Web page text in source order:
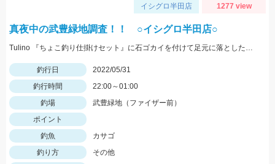
イシグロ半田店 1277 view
真夜中の武豊緑地調査！！ ○イシグロ半田店○
Tulino 『ちょこ釣り仕掛けセット』に石ゴカイを付けて足元に落としたらヒット！
釣行日
2022/05/31
釣行時間
22:00～01:00
釣場
武豊緑地（ファイザー前）
ポイント
釣魚
カサゴ
釣り方
その他